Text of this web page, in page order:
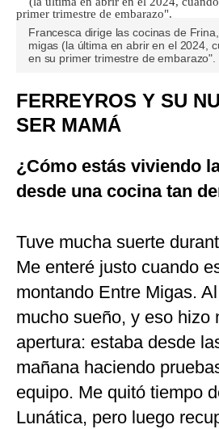
Francesca dirige las cocinas de
migas (la última en abrir en el 2024,
en su primer trimestre de embarazo".
FERREYROS Y SU
SER MAMÁ
¿Cómo estás viviendo
desde una cocina tan
Tuve mucha suerte
Me enteré justo cuando
montando Entre Migas.
mucho sueño, y eso hizo
apertura: estaba desde
mañana haciendo
equipo. Me quitó tiempo
Lunática, pero luego